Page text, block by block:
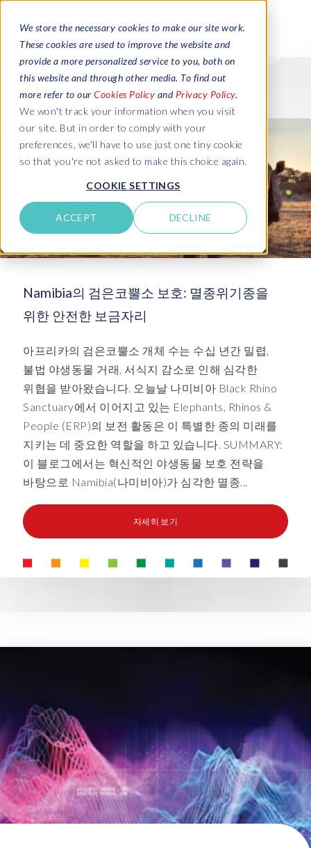
We store the necessary cookies to make our site work.
These cookies are used to improve the website and
provide a more personalized service to you, both on
this website and through other media. To find out
more refer to our Cookies Policy and Privacy Policy.
We won't track your information when you visit
our site. But in order to comply with your
preferences, we'll have to use just one tiny cookie
so that you're not asked to make this choice again.
COOKIE SETTINGS
ACCEPT DECLINE
Namibia의 검은코뿔소 보호: 멸종위기종을
위한 안전한 보금자리
아프리카의 검은코뿔소 개체 수는 수십 년간 밀렵,
불법 야생동물 거래, 서식지 감소로 인해 심각한
위협을 받아왔습니다. 오늘날 나미비아 Black Rhino
Sanctuary에서 이어지고 있는 Elephants, Rhinos &
People (ERP)의 보전 활동은 이 특별한 종의 미래를
지키는 데 중요한 역할을 하고 있습니다. SUMMARY:
이 블로그에서는 혁신적인 야생동물 보호 전략을
바탕으로 Namibia(나미비아)가 심각한 멸종...
자세히 보기